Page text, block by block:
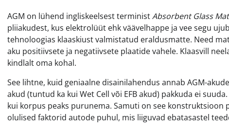
AGM on lühend ingliskeelsest terministAbsorbent Glass Mat
pliiakudest, kus elektrolüüt ehk väävelhappe ja vee segu
tehnoloogias klaaskiust valmistatud eraldusmatte. Need
aku positiivsete ja negatiivsete plaatide vahele. Klaasvill
kindlalt oma kohal.
See lihtne, kuid geniaalne disainilahendus annab AGM-
akud (tuntud ka kui Wet Cell või EFB akud) pakkuda ei
kui korpus peaks purunema. Samuti on see
olulised faktorid autode puhul, mis liiguvad ebatasastel